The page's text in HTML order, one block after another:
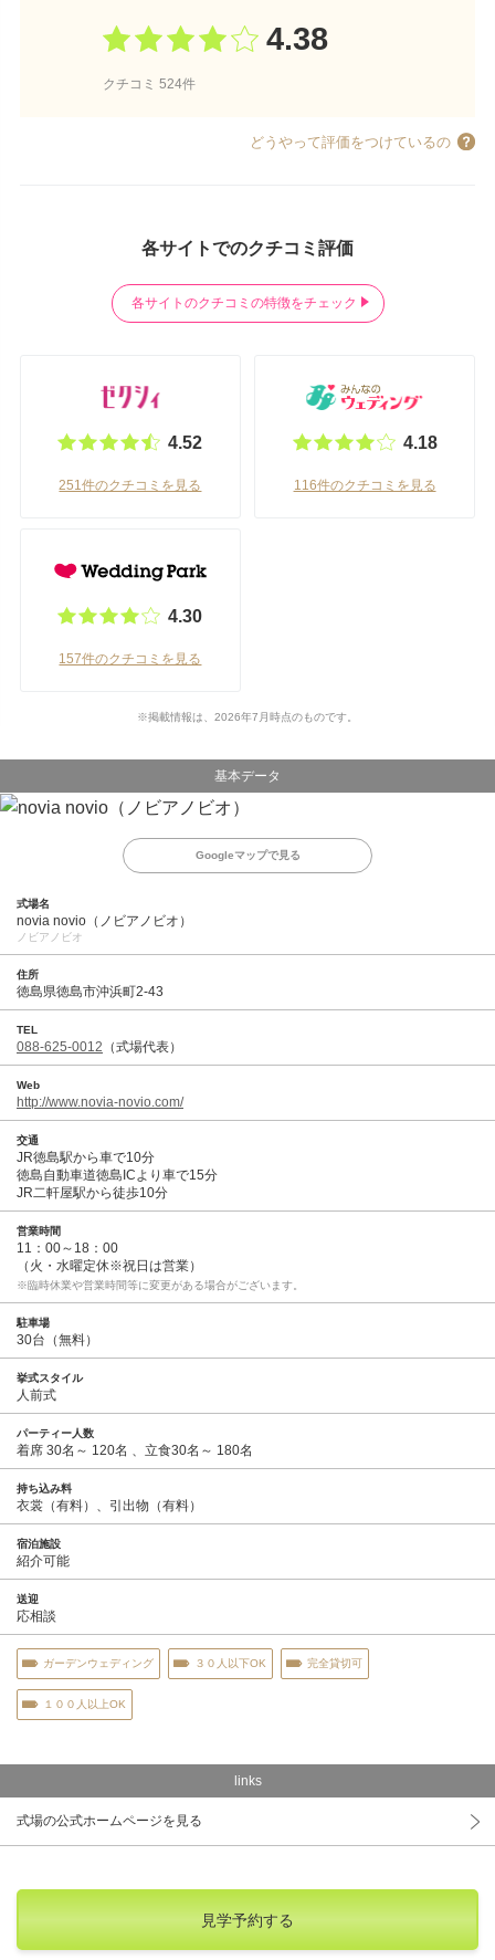
4.38
クチコミ 524件
どうやって評価をつけているの
各サイトでのクチコミ評価
各サイトのクチコミの特徴をチェック
4.52
251件のクチコミを見る
4.18
116件のクチコミを見る
4.30
157件のクチコミを見る
※掲載情報は、2026年7月時点のものです。
基本データ
Googleマップで見る
式場名
novia novio（ノビアノビオ）
ノビアノビオ
住所
徳島県徳島市沖浜町2-43
TEL
088-625-0012 （式場代表）
Web
http://www.novia-novio.com/
交通
JR徳島駅から車で10分
徳島自動車道徳島ICより車で15分
JR二軒屋駅から徒歩10分
営業時間
11：00～18：00
（火・水曜定休※祝日は営業）
※臨時休業や営業時間等に変更がある場合がございます。
駐車場
30台（無料）
挙式スタイル
人前式
パーティー人数
着席 30名～ 120名 、立食30名～ 180名
持ち込み料
衣裳（有料）、引出物（有料）
宿泊施設
紹介可能
送迎
応相談
ガーデンウェディング ３０人以下OK 完全貸切可
１００人以上OK
links
式場の公式ホームページを見る
見学予約する